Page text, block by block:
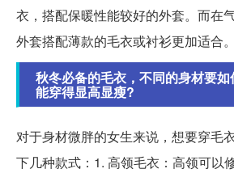
衣，搭配保暖性能较好的外套。而在
外套搭配薄款的毛衣或衬衫更加适合。
秋冬必备的毛衣，不同的身材要
能穿得显高显瘦?
对于身材微胖的女生来说，想要穿毛
下几种款式：1. 高领毛衣：高领可以